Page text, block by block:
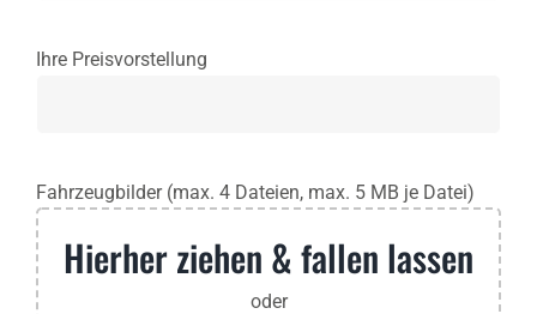
Ihre Preisvorstellung
Fahrzeugbilder (max. 4 Dateien, max. 5 MB je Datei)
Hierher ziehen & fallen lassen
oder